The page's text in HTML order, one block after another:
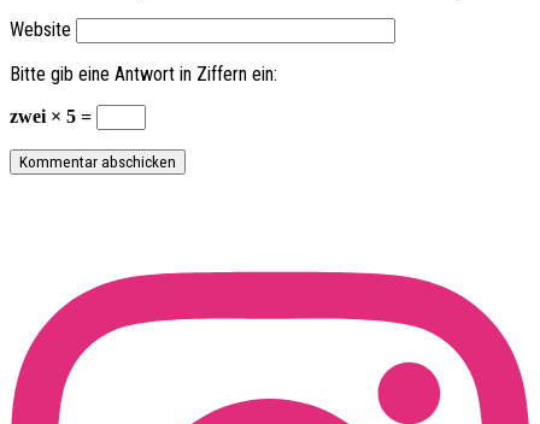
Website
Bitte gib eine Antwort in Ziffern ein:
zwei × 5 =